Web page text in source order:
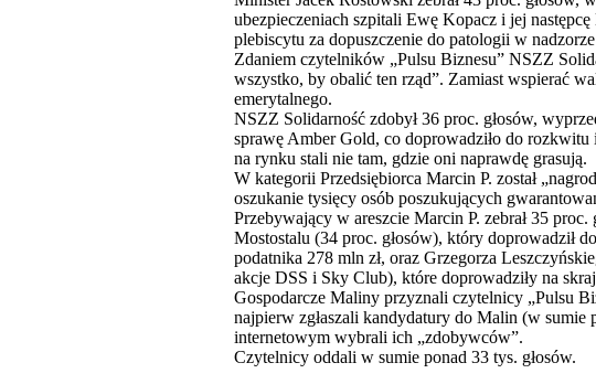
ubezpieczeniach szpitali Ewę Kopacz i jej
plebiscytu za dopuszczenie do patologii w
Zdaniem czytelników „Pulsu Biznesu” NSZZ
wszystko, by obalić ten rząd”. Zamiast wspierać
emerytalnego.
NSZZ Solidarność zdobył 36 proc. głosów,
sprawę Amber Gold, co doprowadziło do
na rynku stali nie tam, gdzie oni naprawdę grasują.
W kategorii Przedsiębiorca Marcin P. został
oszukanie tysięcy osób poszukujących
Przebywający w areszcie Marcin P. zebrał 35
Mostostalu (34 proc. głosów), który doprowadził
podatnika 278 mln zł, oraz Grzegorza
akcje DSS i Sky Club), które doprowadziły na
Gospodarcze Maliny przyznali czytelnicy „Pulsu
najpierw zgłaszali kandydatury do Malin (w
internetowym wybrali ich „zdobywców”.
Czytelnicy oddali w sumie ponad 33 tys. głosów.